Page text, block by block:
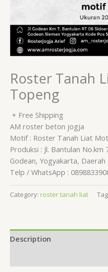
Roster Tanah
Topeng
+ Free Shipping
AM roster beton jogja
Motif : Roster Tanah Liat
Produksi : Jl. Bantulan
Godean, Yogyakarta,
Telp / WhatsApp :
Category: roster tanah liat
Description